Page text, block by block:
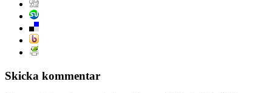
Skicka kommentar